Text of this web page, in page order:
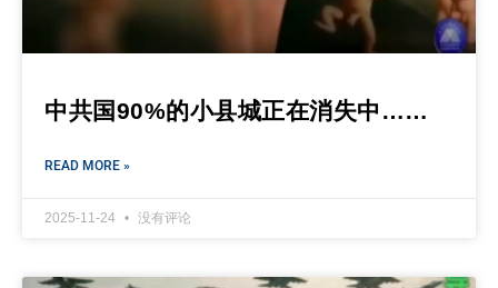
中共国90%的小县城正在消失中……
READ MORE »
2025-11-24 没有评论